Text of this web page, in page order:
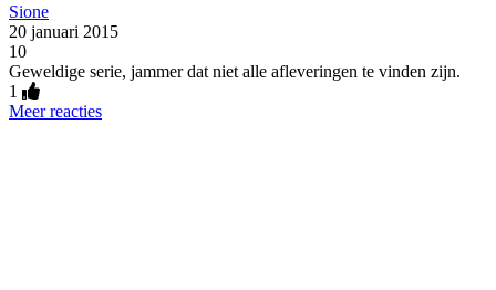
Sione
20 januari 2015
10
Geweldige serie, jammer dat niet alle afleveringen te vinden zijn.
1
Meer reacties